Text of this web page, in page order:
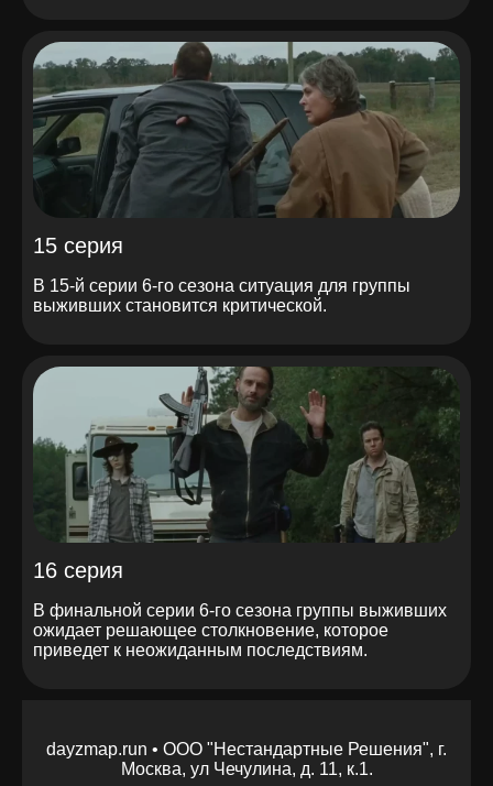
15 серия
В 15-й серии 6-го сезона ситуация для группы
выживших становится критической.
16 серия
В финальной серии 6-го сезона группы выживших
ожидает решающее столкновение, которое
приведет к неожиданным последствиям.
dayzmap.run • ООО "Нестандартные Решения", г.
Москва, ул Чечулина, д. 11, к.1.